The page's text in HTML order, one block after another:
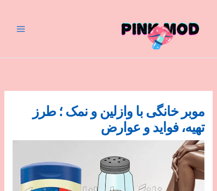
محتوا
موبر خانگی با وازلین و نمک ؛ طرز
تهیه، فواید و عوارض